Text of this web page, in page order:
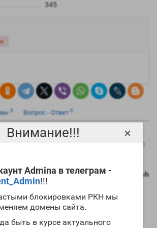
Внимание!!!
Admina в телеграм -
!!!
блокировками РКН мы
домены сайта.
быть в курсе актуального
×
345
3 Вопрос - Ответ 0
British Dragonсегодня является одним из
для проведения
. Также с
сочетании с другими ААС
ацена Stanabol 100 Tables British
профиль Stanabol 100 Tables